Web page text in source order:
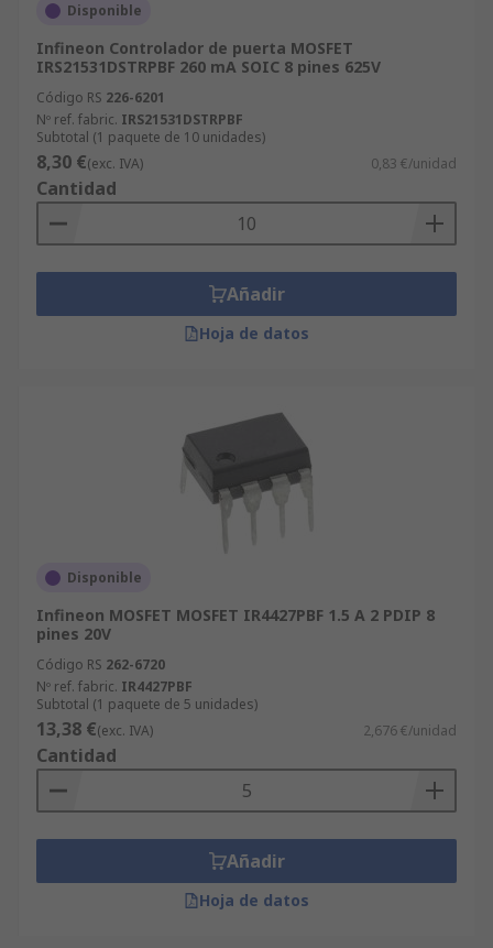
Disponible
Infineon Controlador de puerta MOSFET
IRS21531DSTRPBF 260 mA SOIC 8 pines 625V
Código RS 226-6201
Nº ref. fabric. IRS21531DSTRPBF
Subtotal (1 paquete de 10 unidades)
8,30 €(exc. IVA) 0,83 €/unidad
Cantidad
Añadir
Hoja de datos
Disponible
Infineon MOSFET MOSFET IR4427PBF 1.5 A 2 PDIP 8
pines 20V
Código RS 262-6720
Nº ref. fabric. IR4427PBF
Subtotal (1 paquete de 5 unidades)
13,38 €(exc. IVA) 2,676 €/unidad
Cantidad
Añadir
Hoja de datos